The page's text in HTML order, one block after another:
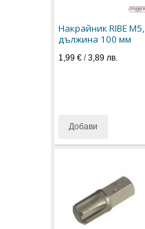
Накрайник RIBE М5,
дължина 100 мм
1,99 € /3,89 лв.
Добави